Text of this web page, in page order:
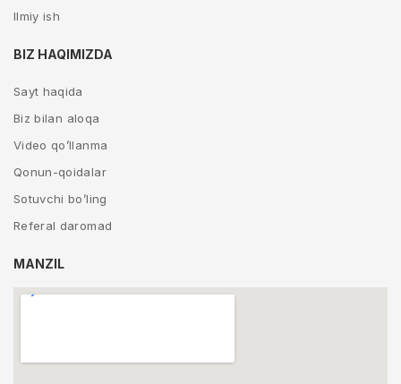
Ilmiy ish
BIZ HAQIMIZDA
Sayt haqida
Biz bilan aloqa
Video qo’llanma
Qonun-qoidalar
Sotuvchi bo’ling
Referal daromad
MANZIL